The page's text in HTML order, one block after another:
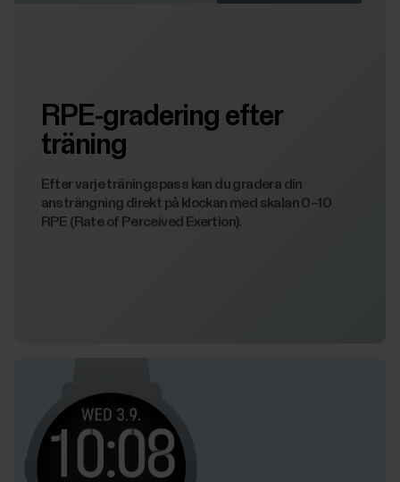
RPE-gradering efter
träning
Efter varje träningspass kan du gradera din
ansträngning direkt på klockan med skalan 0–10
RPE (Rate of Perceived Exertion).